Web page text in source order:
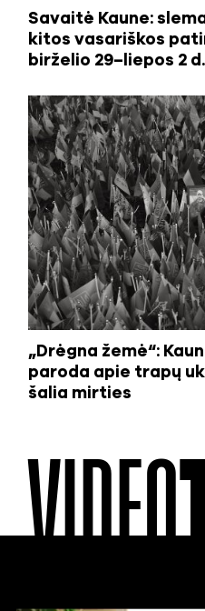
Savaitė Kaune:
kitos vasariškos
birželio 29–liepos 2
„Drėgna žemė“:
paroda apie trapų
šalia mirties
VIDEO